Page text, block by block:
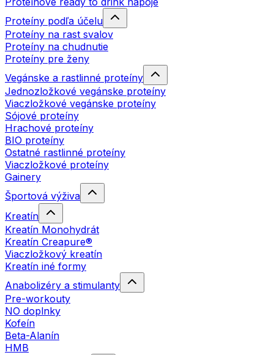
Proteíny podľa účelu
Proteíny na rast svalov
Proteíny na chudnutie
Proteíny pre ženy
Vegánske a rastlinné proteíny
Jednozložkové vegánske proteíny
Viaczložkové vegánske proteíny
Sójové proteíny
Hrachové proteíny
BIO proteíny
Ostatné rastlinné proteíny
Viaczložkové proteíny
Gainery
Športová výživa
Kreatín
Kreatín Monohydrát
Kreatín Creapure®
Viaczložkový kreatín
Kreatín iné formy
Anabolizéry a stimulanty
Pre-workouty
NO doplnky
Kofeín
Beta-Alanín
HMB